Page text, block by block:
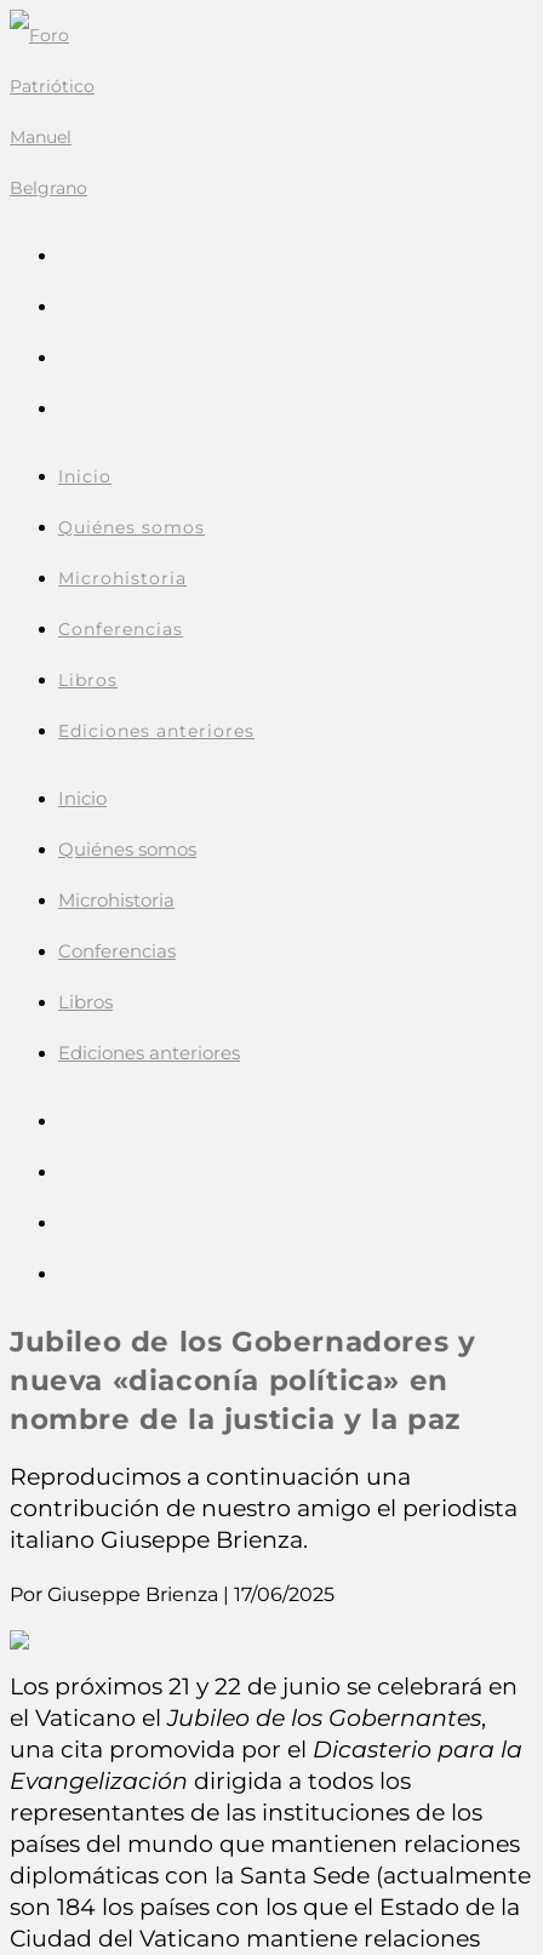
Ir
al
contenido
Inicio
Quiénes somos
Microhistoria
Conferencias
Libros
Ediciones anteriores
Inicio
Quiénes somos
Microhistoria
Conferencias
Libros
Ediciones anteriores
Jubileo de los Gobernadores y
nueva «diaconía política» en
nombre de la justicia y la paz
Reproducimos a continuación una
contribución de nuestro amigo el periodista
italiano Giuseppe Brienza.
Por Giuseppe Brienza | 17/06/2025
Los próximos 21 y 22 de junio se celebrará en
el Vaticano elJubileo de los Gobernantes,
una cita promovida por el Dicasterio para la
Evangelización dirigida a todos los
representantes de las instituciones de los
países del mundo que mantienen relaciones
diplomáticas con la Santa Sede (actualmente
son 184 los países con los que el Estado de la
Ciudad del Vaticano mantiene relaciones